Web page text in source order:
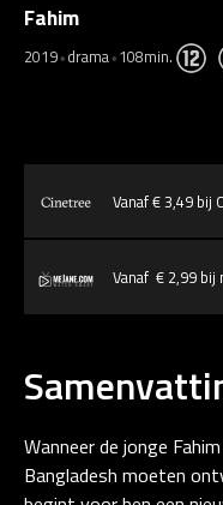
Fahim
2019 drama 108min.
Vanaf € 3,49 bij
Vanaf € 2,99 bij
Wanneer de jonge
Bangladesh moeten